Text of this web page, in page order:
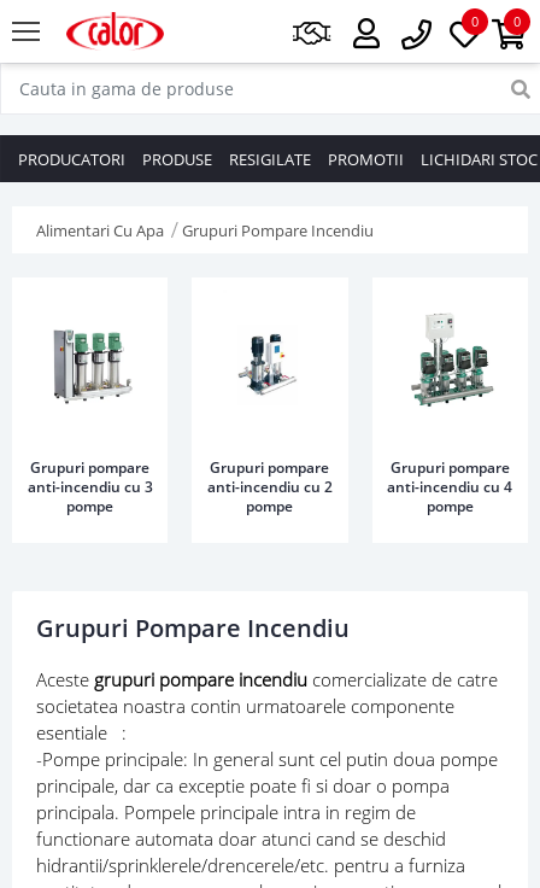
0
0
PRODUCATORI PRODUSE RESIGILATE PROMOTII LICHIDARI STOC
Alimentari Cu Apa Grupuri Pompare Incendiu
Grupuri pompare
anti-incendiu cu 3
pompe
Grupuri pompare
anti-incendiu cu 2
pompe
Grupuri pompare
anti-incendiu cu 4
pompe
Grupuri Pompare Incendiu
Aceste grupuri pompare incendiu comercializate de catre
societatea noastra contin urmatoarele componente
esentiale :
-Pompe principale: In general sunt cel putin doua pompe
principale, dar ca exceptie poate fi si doar o pompa
principala. Pompele principale intra in regim de
functionare automata doar atunci cand se deschid
hidrantii/sprinklerele/drencerele/etc. pentru a furniza